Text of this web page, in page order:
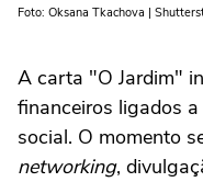
Foto: Oksana Tkachova |
A carta "O Jardim"
financeiros ligados
social. O momento
networking,